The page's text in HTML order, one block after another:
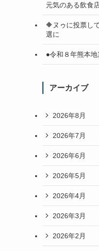
元気のある飲
🔶ヌゥに投票し
選に
●令和８年熊本
アーカイブ
2026年8月
2026年7月
2026年6月
2026年5月
2026年4月
2026年3月
2026年2月